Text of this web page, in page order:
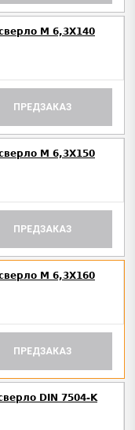
М 6,3Х140
ПРЕДЗАКАЗ
М 6,3Х150
ПРЕДЗАКАЗ
М 6,3Х160
ПРЕДЗАКАЗ
DIN 7504-K